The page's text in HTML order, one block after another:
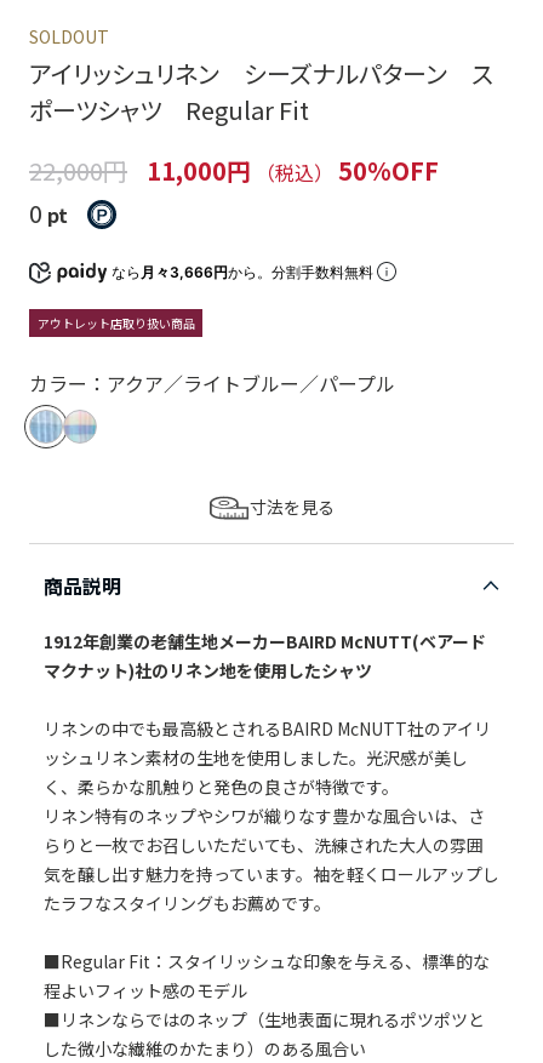
SOLDOUT
アイリッシュリネン シーズナルパターン ス
ポーツシャツ Regular Fit
22,000円
11,000円 （税込）
50%OFF
0 pt
なら 月々3,666円から。分割手数料無料
アウトレット店取り扱い商品
カラー：アクア／ライトブルー／パープル
寸法を見る
商品説明
1912年創業の老舗生地メーカーBAIRD McNUTT(ベアード
マクナット)社のリネン地を使用したシャツ
リネンの中でも最高級とされるBAIRD McNUTT社のアイリ
ッシュリネン素材の生地を使用しました。光沢感が美し
く、柔らかな肌触りと発色の良さが特徴です。
リネン特有のネップやシワが織りなす豊かな風合いは、さ
らりと一枚でお召しいただいても、洗練された大人の雰囲
気を醸し出す魅力を持っています。袖を軽くロールアップし
たラフなスタイリングもお薦めです。
■Regular Fit：スタイリッシュな印象を与える、標準的な
程よいフィット感のモデル
■リネンならではのネップ（生地表面に現れるポツポツと
した微小な繊維のかたまり）のある風合い